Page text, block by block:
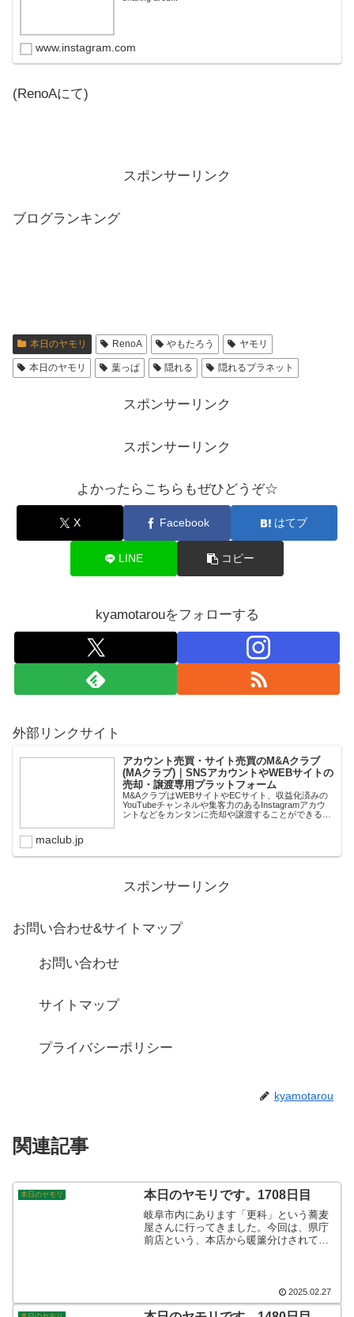
www.instagram.com
(RenoAにて)
スポンサーリンク
ブログランキング
本日のヤモリ RenoA やもたろう ヤモリ
本日のヤモリ 葉っぱ 隠れる 隠れるプラネット
スポンサーリンク
スポンサーリンク
よかったらこちらもぜひどうぞ☆
X Facebook はてブ
LINE コピー
kyamotarouをフォローする
外部リンクサイト
アカウント売買・サイト売買のM&Aクラブ
(MAクラブ)｜SNSアカウントやWEBサイトの
売却・譲渡専用プラットフォーム
M&AクラブはWEBサイトやECサイト、収益化済みの
YouTubeチャンネルや集客力のあるInstagramアカウ
ントなどをカンタンに売却や譲渡することができるプ
maclub.jp
スポンサーリンク
お問い合わせ&サイトマップ
お問い合わせ
サイトマップ
プライバシーポリシー
kyamotarou
関連記事
本日のヤモリ 本日のヤモリです。1708日目
岐阜市内にあります「更科」という蕎麦
屋さんに行ってきました。今回は、県庁
前店という、本店から暖簾分けされてい
です。また本店に行きたいと思います。
そんなこんなで、本日のヤモリです。
2025.02.27